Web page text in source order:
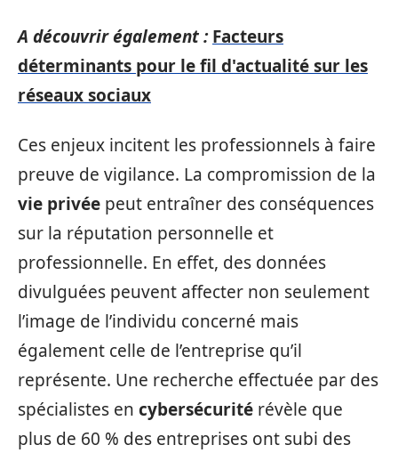
A découvrir également : Facteurs
déterminants pour le fil d'actualité sur les
réseaux sociaux
Ces enjeux incitent les professionnels à faire
preuve de vigilance. La compromission de la
vie privée peut entraîner des conséquences
sur la réputation personnelle et
professionnelle. En effet, des données
divulguées peuvent affecter non seulement
l’image de l’individu concerné mais
également celle de l’entreprise qu’il
représente. Une recherche effectuée par des
spécialistes en cybersécurité révèle que
plus de 60 % des entreprises ont subi des